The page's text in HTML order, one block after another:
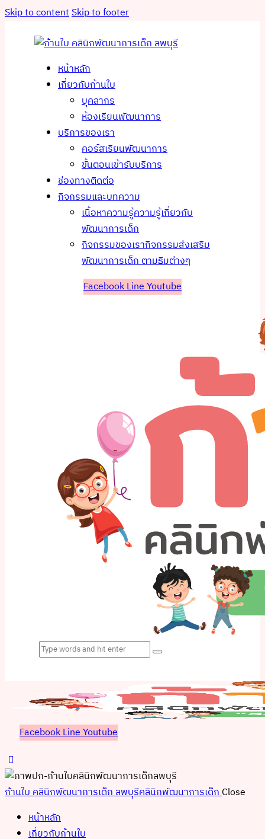
Skip to contentSkip to footer
หน้าหลัก
เกี่ยวกับก้านใบ
บุคลากร
ห้องเรียนพัฒนาการ
บริการของเรา
คอร์สเรียนพัฒนาการ
ขั้นตอนเข้ารับบริการ
ช่องทางติดต่อ
กิจกรรมและบทความ
เนื้อหาความรู้ความรู้เกี่ยวกับ
พัฒนาการเด็ก
กิจกรรมของเรากิจกรรมส่งเสริม
พัฒนาการเด็ก ตามธีมต่างๆ
FacebookLineYoutube
FacebookLineYoutube
ก้านใบ คลินิกพัฒนาการเด็ก ลพบุรีคลินิกพัฒนาการเด็กClose
หน้าหลัก
เกี่ยวกับก้านใบ